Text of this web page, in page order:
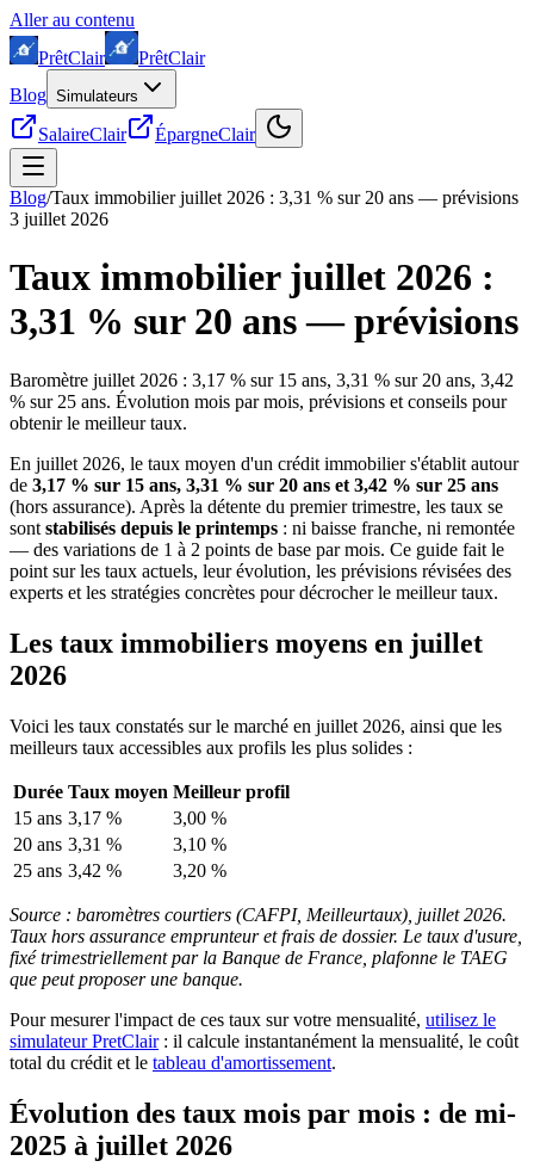
Aller au contenu
PrêtClair PrêtClair
Blog Simulateurs
SalaireClair ÉpargneClair
Blog/Taux immobilier juillet 2026 : 3,31 % sur 20 ans — prévisions
3 juillet 2026
Taux immobilier juillet 2026 :
3,31 % sur 20 ans — prévisions
Baromètre juillet 2026 : 3,17 % sur 15 ans, 3,31 % sur 20 ans, 3,42
% sur 25 ans. Évolution mois par mois, prévisions et conseils pour
obtenir le meilleur taux.
En juillet 2026, le taux moyen d'un crédit immobilier s'établit autour
de 3,17 % sur 15 ans, 3,31 % sur 20 ans et 3,42 % sur 25 ans
(hors assurance). Après la détente du premier trimestre, les taux se
sont stabilisés depuis le printemps : ni baisse franche, ni remontée
— des variations de 1 à 2 points de base par mois. Ce guide fait le
point sur les taux actuels, leur évolution, les prévisions révisées des
experts et les stratégies concrètes pour décrocher le meilleur taux.
Les taux immobiliers moyens en juillet
2026
Voici les taux constatés sur le marché en juillet 2026, ainsi que les
meilleurs taux accessibles aux profils les plus solides :
Durée Taux moyen Meilleur profil
15 ans 3,17 %
3,00 %
20 ans 3,31 %
3,10 %
25 ans 3,42 % 3,20 %
Source : baromètres courtiers (CAFPI, Meilleurtaux), juillet 2026.
Taux hors assurance emprunteur et frais de dossier. Le taux d'usure,
fixé trimestriellement par la Banque de France, plafonne le TAEG
que peut proposer une banque.
Pour mesurer l'impact de ces taux sur votre mensualité, utilisez le
simulateur PretClair: il calcule instantanément la mensualité, le coût
total du crédit et le tableau d'amortissement.
Évolution des taux mois par mois : de mi-
2025 à juillet 2026